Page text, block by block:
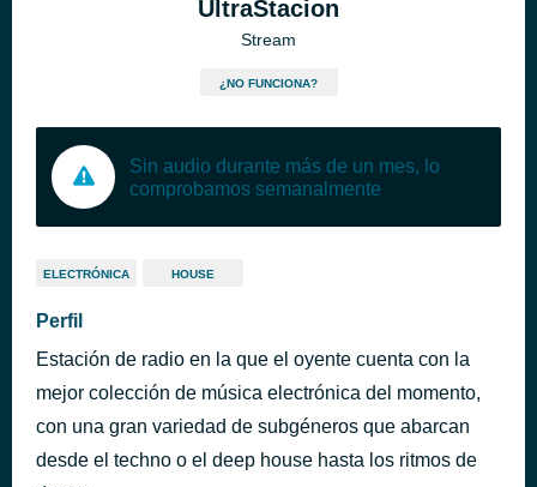
UltraStacion
Stream
¿NO FUNCIONA?
Sin audio durante más de un mes, lo
comprobamos semanalmente
ELECTRÓNICA HOUSE
Perfil
Estación de radio en la que el oyente cuenta con la
mejor colección de música electrónica del momento,
con una gran variedad de subgéneros que abarcan
desde el techno o el deep house hasta los ritmos de